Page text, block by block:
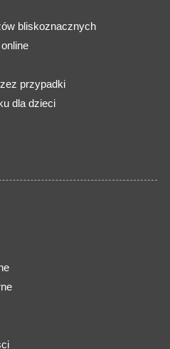
bliskoznacznych
przypadki
dla dzieci